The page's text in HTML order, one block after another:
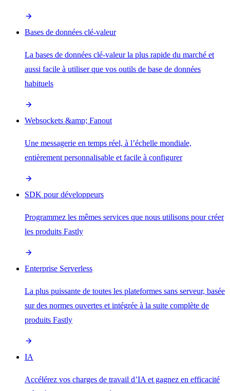
Bases de données clé-valeur
La bases de données clé-valeur la plus rapide du marché et
aussi facile à utiliser que vos outils de base de données
habituels
Websockets &amp; Fanout
Une messagerie en temps réel, à l’échelle mondiale,
entièrement personnalisable et facile à configurer
SDK pour développeurs
Programmez les mêmes services que nous utilisons pour créer
les produits Fastly
Enterprise Serverless
La plus puissante de toutes les plateformes sans serveur, basée
sur des normes ouvertes et intégrée à la suite complète de
produits Fastly
IA
Accélérez vos charges de travail d’IA et gagnez en efficacité